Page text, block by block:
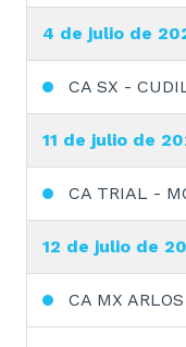
4 de julio de
CA SX -
11 de julio de
CA TRIAL -
12 de julio de
CA MX